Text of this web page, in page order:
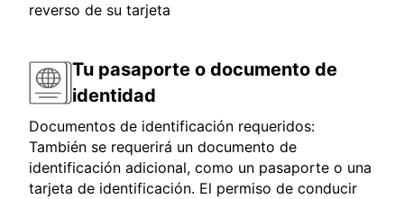
reverso de su tarjeta
Tu pasaporte o documento de
identidad
Documentos de identificación requeridos:
También se requerirá un documento de
identificación adicional, como un pasaporte o una
tarjeta de identificación. El permiso de conducir